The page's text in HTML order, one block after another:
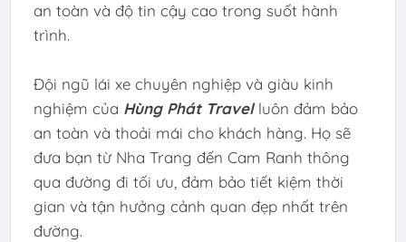
an toàn và độ tin cậy cao trong suốt hành
trình.
Đội ngũ lái xe chuyên nghiệp và giàu kinh
nghiệm của Hùng Phát Travelluôn đảm bảo
an toàn và thoải mái cho khách hàng. Họ sẽ
đưa bạn từ Nha Trang đến Cam Ranh thông
qua đường đi tối ưu, đảm bảo tiết kiệm thời
gian và tận hưởng cảnh quan đẹp nhất trên
đường.